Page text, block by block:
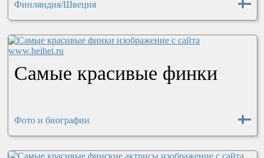
Финляндия/Швеция
Самые красивые финки
Фото и биографии